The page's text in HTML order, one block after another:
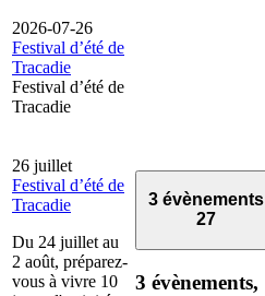
2026-07-26
Festival d’été de
Tracadie
Festival d’été de
Tracadie
26 juillet
Festival d’été de
Tracadie
Du 24 juillet au
2 août, préparez-
vous à vivre 10
3 évènements
27
3 évènements,